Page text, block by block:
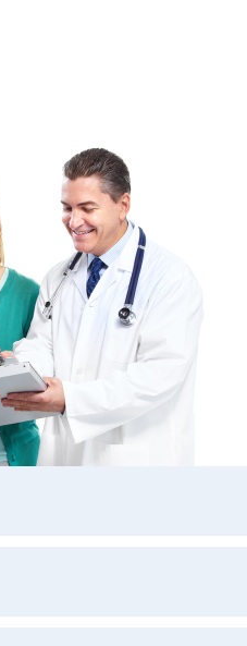
лабораторных